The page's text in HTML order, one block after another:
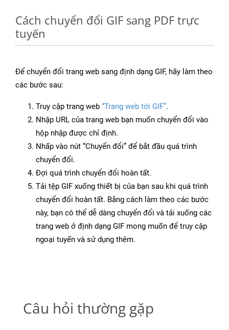
Cách chuyển đổi GIF sang PDF trực
tuyến
Để chuyển đổi trang web sang định dạng GIF, hãy làm theo
các bước sau:
Truy cập trang web “Trang web tới GIF”.
Nhập URL của trang web bạn muốn chuyển đổi vào
hộp nhập được chỉ định.
Nhấp vào nút “Chuyển đổi” để bắt đầu quá trình
chuyển đổi.
Đợi quá trình chuyển đổi hoàn tất.
Tải tệp GIF xuống thiết bị của bạn sau khi quá trình
chuyển đổi hoàn tất. Bằng cách làm theo các bước
này, bạn có thể dễ dàng chuyển đổi và tải xuống các
trang web ở định dạng GIF mong muốn để truy cập
ngoại tuyến và sử dụng thêm.
Câu hỏi thường gặp